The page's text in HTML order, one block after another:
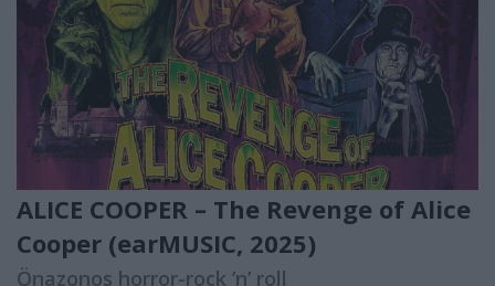
ALICE COOPER – The Revenge of Alice
Cooper (earMUSIC, 2025)
Önazonos horror-rock ’n’ roll